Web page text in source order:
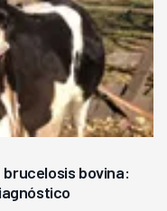
brucelosis bovina: